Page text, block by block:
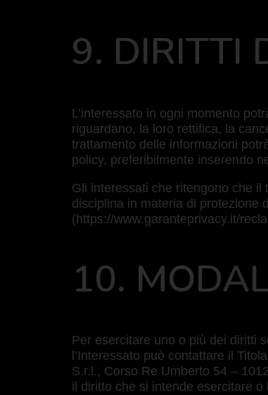
9. DIRITTI
L’interessato in ogni momento
riguardano, la loro rettifica, la
trattamento delle informazioni
policy, preferibilmente inserendo
Gli interessati che ritengono che
disciplina in materia di protezione
(https://www.garanteprivacy.it/
10.
Per esercitare uno o più dei diritti
l’Interessato può contattare il
S.r.l., Corso Re Umberto 54 –
il diritto che si intende esercitare o